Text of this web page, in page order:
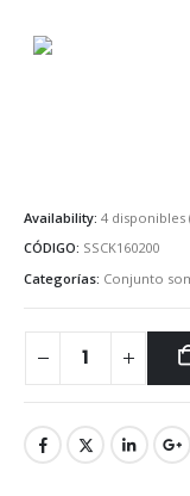
Availability: 4 disponibles
CÓDIGO: SSCK160200
Categorías: Conjunto